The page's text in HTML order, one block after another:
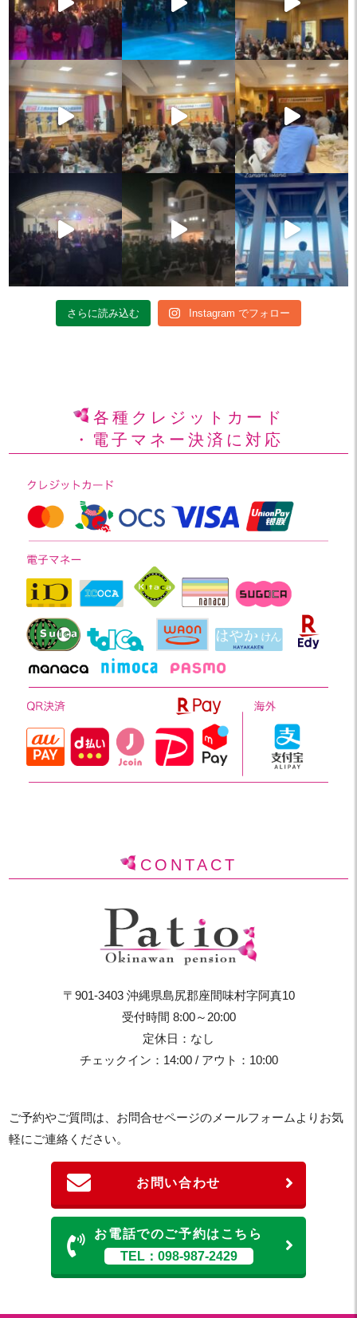
さらに読み込む Instagram でフォロー
各種クレジットカード
・電子マネー決済に対応
CONTACT
〒901-3403 沖縄県島尻郡座間味村字阿真10
受付時間 8:00～20:00
定休日：なし
チェックイン：14:00 / アウト：10:00
ご予約やご質問は、お問合せページのメールフォームよりお気
軽にご連絡ください。
お問い合わせ
お電話でのご予約はこちら
TEL：098-987-2429